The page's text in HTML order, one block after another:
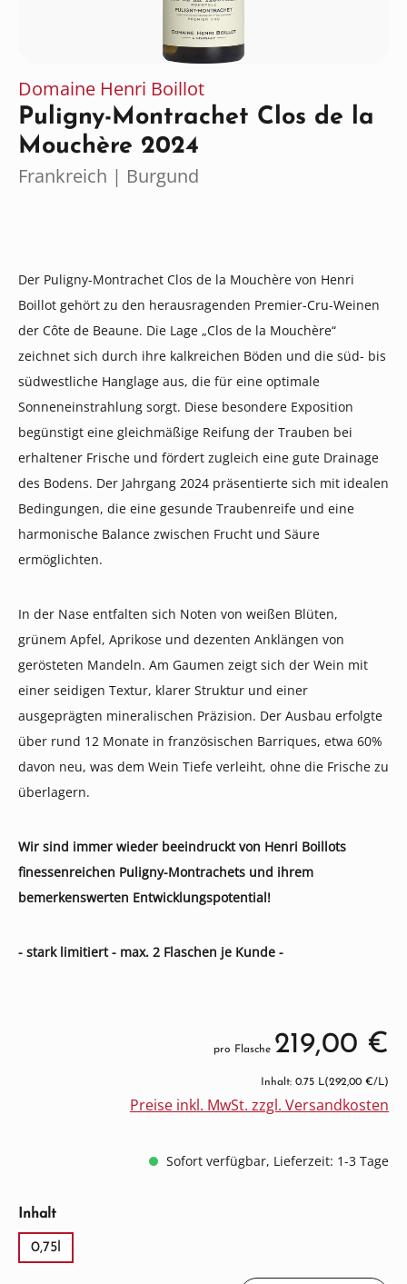
Domaine Henri Boillot
Puligny-Montrachet Clos de la
Mouchère 2024
Frankreich | Burgund
Der Puligny-Montrachet Clos de la Mouchère von Henri
Boillot gehört zu den herausragenden Premier-Cru-Weinen
der Côte de Beaune. Die Lage „Clos de la Mouchère“
zeichnet sich durch ihre kalkreichen Böden und die süd- bis
südwestliche Hanglage aus, die für eine optimale
Sonneneinstrahlung sorgt. Diese besondere Exposition
begünstigt eine gleichmäßige Reifung der Trauben bei
erhaltener Frische und fördert zugleich eine gute Drainage
des Bodens. Der Jahrgang 2024 präsentierte sich mit idealen
Bedingungen, die eine gesunde Traubenreife und eine
harmonische Balance zwischen Frucht und Säure
ermöglichten.
In der Nase entfalten sich Noten von weißen Blüten,
grünem Apfel, Aprikose und dezenten Anklängen von
gerösteten Mandeln. Am Gaumen zeigt sich der Wein mit
einer seidigen Textur, klarer Struktur und einer
ausgeprägten mineralischen Präzision. Der Ausbau erfolgte
über rund 12 Monate in französischen Barriques, etwa 60%
davon neu, was dem Wein Tiefe verleiht, ohne die Frische zu
überlagern.
Wir sind immer wieder beeindruckt von Henri Boillots
finessenreichen Puligny-Montrachets und ihrem
bemerkenswerten Entwicklungspotential!
- stark limitiert - max. 2 Flaschen je Kunde -
pro Flasche 219,00 €
Inhalt: 0.75 L(292,00 €/L)
Preise inkl. MwSt. zzgl. Versandkosten
Sofort verfügbar, Lieferzeit: 1-3 Tage
Inhaltauswählen
0,75l